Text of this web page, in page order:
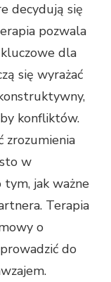
decydują się
pozwala
dla
się wyrażać
konfliktów.
zrozumienia
w
tym, jak ważne
Terapia
o
do